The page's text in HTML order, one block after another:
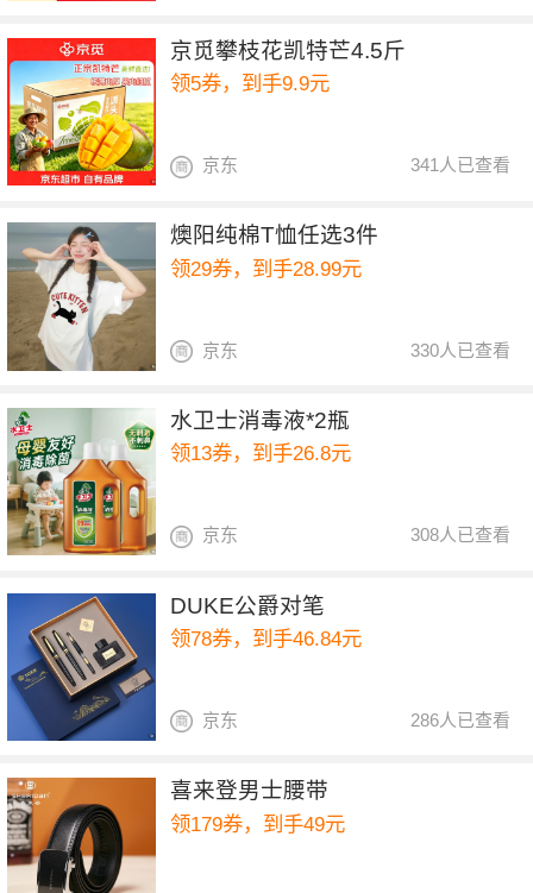
京觅攀枝花凯特芒4.5斤
领5券，到手9.9元
341人已查看
京东
燠阳纯棉T恤任选3件
领29券，到手28.99元
330人已查看
京东
水卫士消毒液*2瓶
领13券，到手26.8元
308人已查看
京东
DUKE公爵对笔
领78券，到手46.84元
286人已查看
京东
喜来登男士腰带
领179券，到手49元